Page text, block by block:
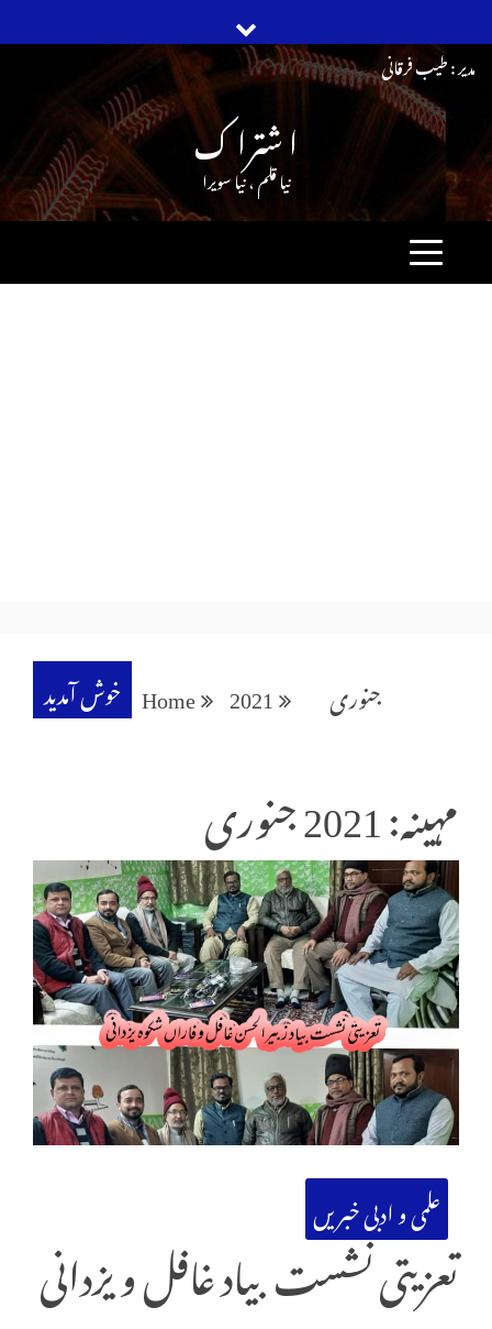
content
مدیر : طیب فرقانی
ا شترا ک
نیا قلم ، نیا سویرا
خوش آمدید Home 2021 جنوری
مہینہ: 2021 جنوری
علمی و ادبی خبریں
تعزیتی نشست بیاد غافل و یزدانی